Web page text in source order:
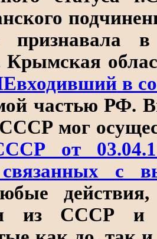
признавала
Крымская
в
частью РФ.
мог
от
связанных с
действия,
из СССР и